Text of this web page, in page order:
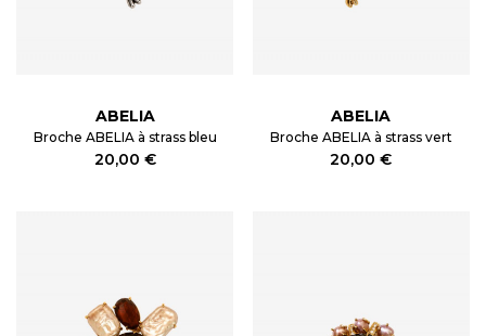
ABELIA
Broche ABELIA à strass bleu
20,00 €
ABELIA
Broche ABELIA à strass vert
20,00 €